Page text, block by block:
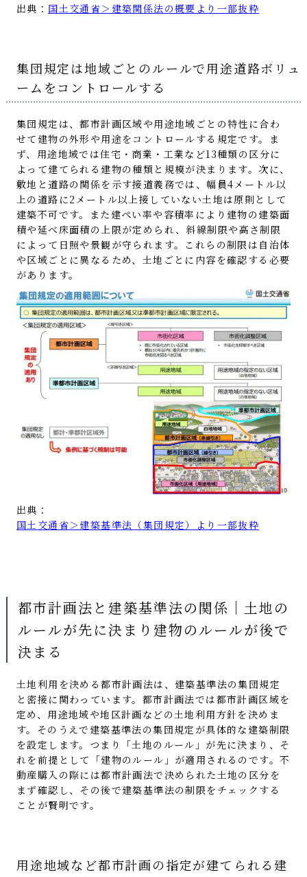
出典： 国土交通省＞建築関係法の概要より一部抜粋
集団規定は地域ごとのルールで用途道路ボリュ
ームをコントロールする
集団規定は、都市計画区域や用途地域ごとの特性に合わ
せて建物の外形や用途をコントロールする規定です。ま
ず、用途地域では住宅・商業・工業など13種類の区分に
よって建てられる建物の種類と規模が決まります。次に、
敷地と道路の関係を示す接道義務では、幅員4メートル以
上の道路に2メートル以上接していない土地は原則として
建築不可です。また建ぺい率や容積率により建物の建築面
積や延べ床面積の上限が定められ、斜線制限や高さ制限
によって日照や景観が守られます。これらの制限は自治体
や区域ごとに異なるため、土地ごとに内容を確認する必要
があります。
出典：
国土交通省＞建築基準法（集団規定）より一部抜粋
都市計画法と建築基準法の関係｜土地の
ルールが先に決まり建物のルールが後で
決まる
土地利用を決める都市計画法は、建築基準法の集団規定
と密接に関わっています。都市計画法では都市計画区域を
定め、用途地域や地区計画などの土地利用方針を決めま
す。そのうえで建築基準法の集団規定が具体的な建築制限
を設定します。つまり「土地のルール」が先に決まり、そ
れを前提として「建物のルール」が適用されるのです。不
動産購入の際には都市計画法で決められた土地の区分を
まず確認し、その後で建築基準法の制限をチェックする
ことが賢明です。
用途地域など都市計画の指定が建てられる建